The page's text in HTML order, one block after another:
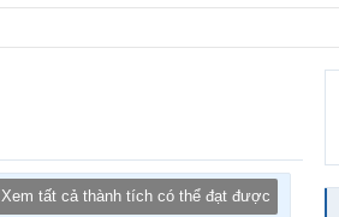
Xem tất cả thành tích có thể đạt được